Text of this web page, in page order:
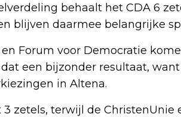
behaalt het CDA 6
blijven daarmee belangrijke
Forum voor Democratie
een bijzonder resultaat,
in Altena.
zetels, terwijl de ChristenUnie